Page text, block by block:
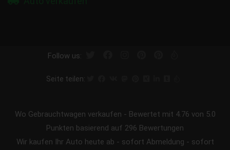
Follow us:
Seite teilen:
Wo Gebrauchtwagen verkaufen - Bewertet mit 4.76 von 5.0
Punkten basierend auf 296 Bewertungen
Wir kaufen Ihr Auto heute ab - sofort Abmeldung - sofort